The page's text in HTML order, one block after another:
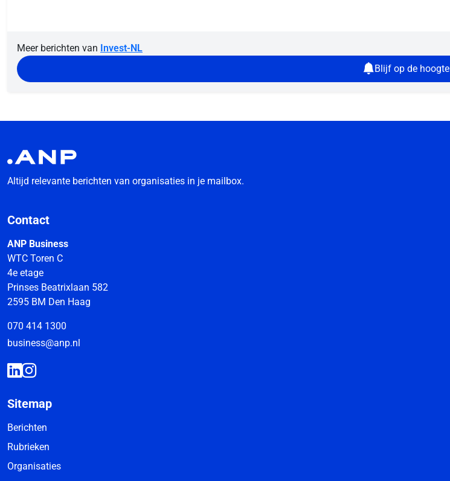
Meer berichten van Invest-NL
Blijf op de hoogte
Altijd relevante berichten van organisaties in je mailbox.
Contact
ANP Business
WTC Toren C
4e etage
Prinses Beatrixlaan 582
2595 BM Den Haag
070 414 1300
business@anp.nl
Sitemap
Berichten
Rubrieken
Organisaties